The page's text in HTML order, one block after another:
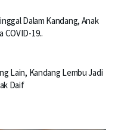
Dalam Kandang, Anak
COVID-19..
Lain, Kandang Lembu Jadi
Daif